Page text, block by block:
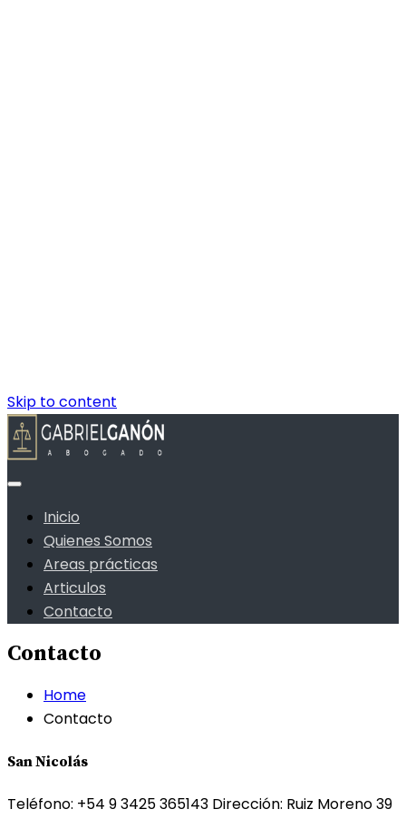
Skip to content
Inicio
Quienes Somos
Areas prácticas
Articulos
Contacto
Contacto
Home
Contacto
San Nicolás
Teléfono: +54 9 3425 365143 Dirección: Ruiz Moreno 39